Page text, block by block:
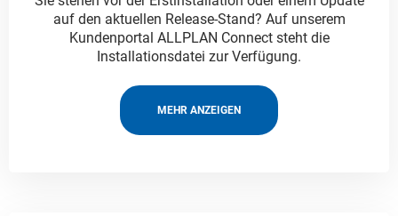
auf den aktuellen Release-Stand? Auf unserem
Kundenportal ALLPLAN Connect steht die
Installationsdatei zur Verfügung.
MEHR ANZEIGEN